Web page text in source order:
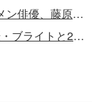
【写真】タイBLドラマ出演話題のイケメン俳優、藤原丈一郎とのあざといポーズ
Snow Man向井康二、タイのスター俳優・ブライトと2ショット「イケメンの隣にイケメンいる」と反響